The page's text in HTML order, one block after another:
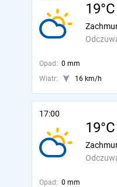
19°C
Opad: 0 mm
Wiatr:
16 km/h
17:00
19°C
Opad: 0 mm